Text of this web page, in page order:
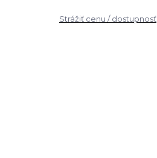
Strážiť cenu / dostupnosť